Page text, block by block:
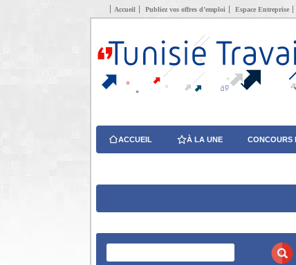
Accueil Publiez vos offres d’emploi Espace Entreprise
ACCUEIL À LA UNE CONCOURS